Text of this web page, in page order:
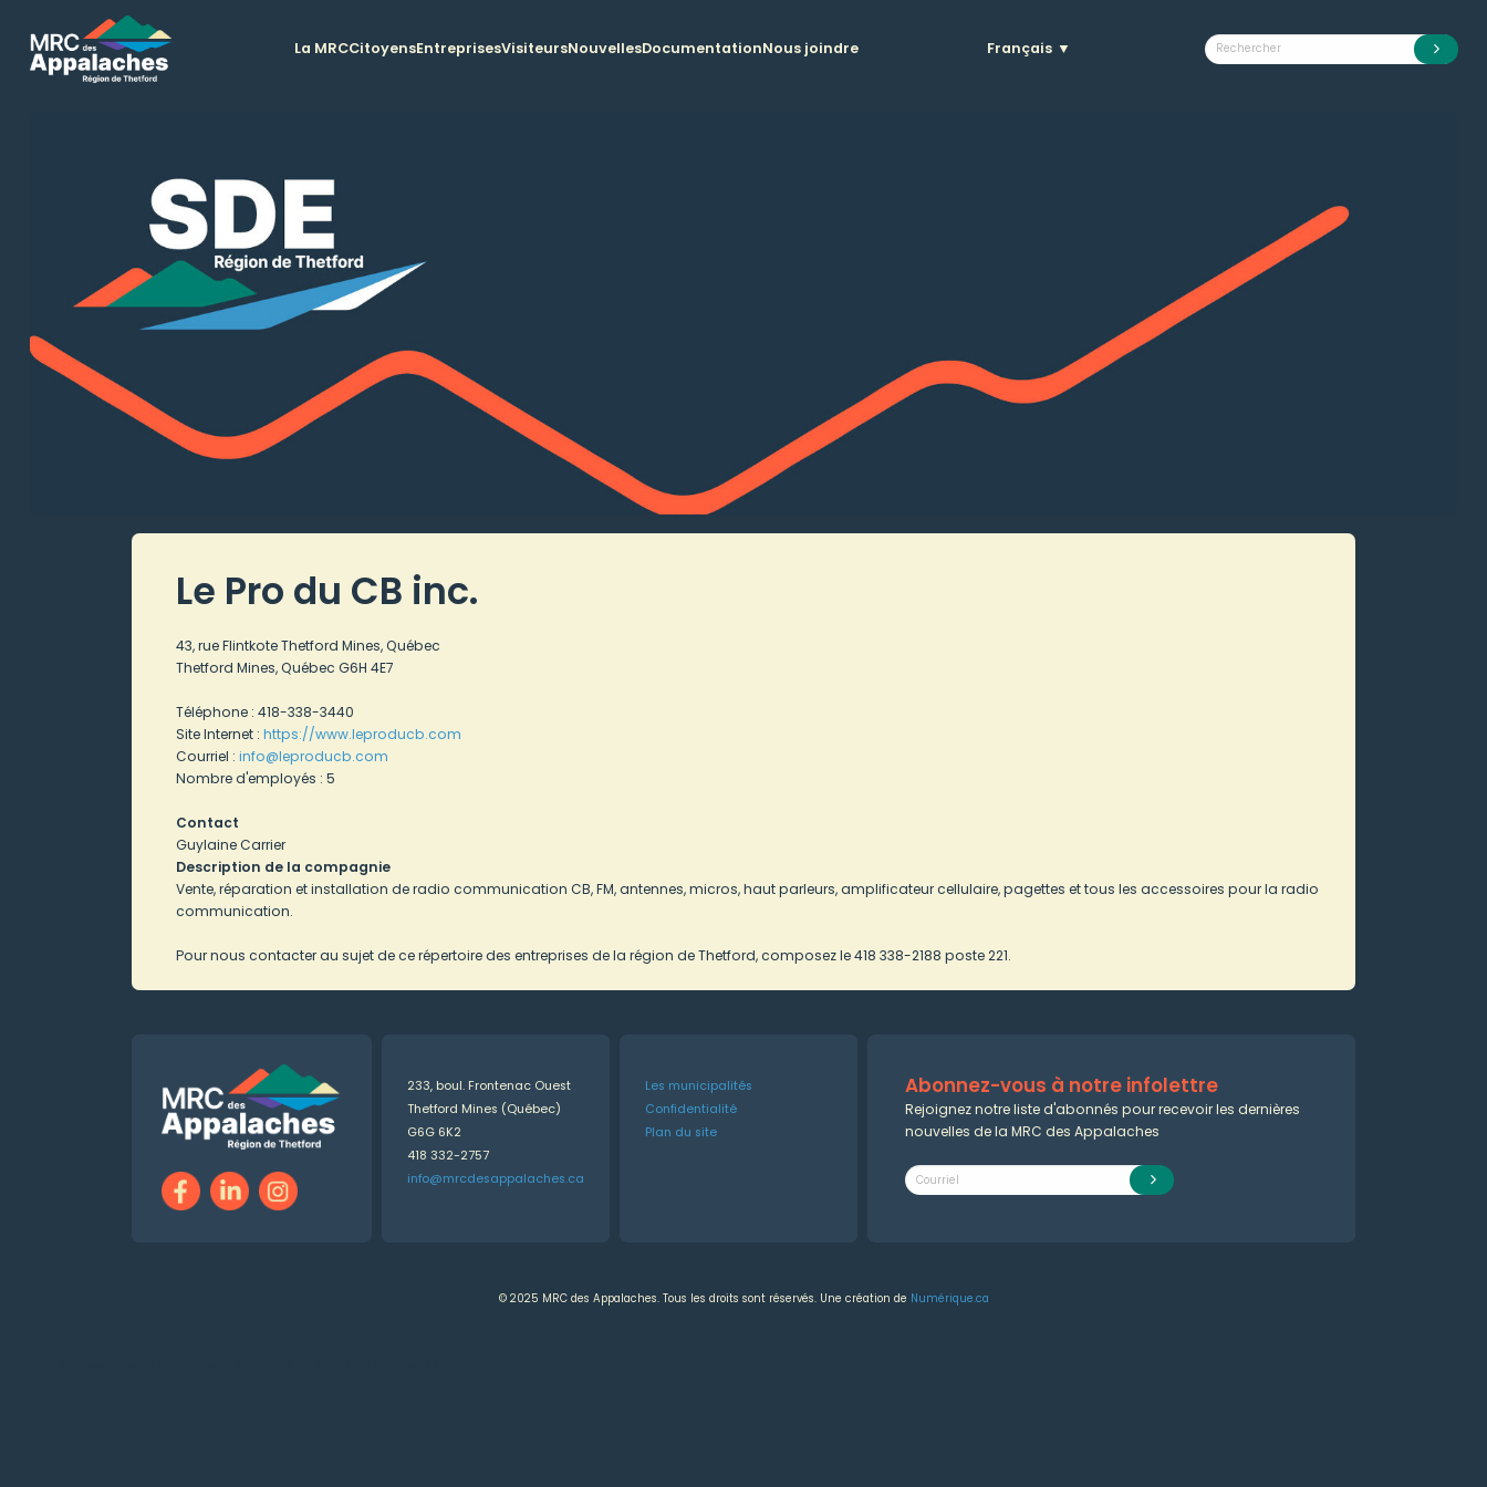
La MRCCitoyensEntreprisesVisiteursNouvellesDocumentationNous joindre Français ▼
Le Pro du CB inc.
43, rue Flintkote Thetford Mines, Québec
Thetford Mines, Québec G6H 4E7
Téléphone : 418-338-3440
Site Internet :https://www.leproducb.com
Courriel :info@leproducb.com
Nombre d'employés : 5
Contact
Guylaine Carrier
Description de la compagnie
Vente, réparation et installation de radio communication CB, FM, antennes, micros, haut parleurs, amplificateur cellulaire, pagettes et tous les accessoires pour la radio
communication.
Pour nous contacter au sujet de ce répertoire des entreprises de la région de Thetford, composez le 418 338-2188 poste 221.
233, boul. Frontenac Ouest
Thetford Mines (Québec)
G6G 6K2
418 332-2757
info@mrcdesappalaches.ca
Les municipalités
Confidentialité
Plan du site
Abonnez-vous à notre infolettre
Rejoignez notre liste d'abonnés pour recevoir les dernières
nouvelles de la MRC des Appalaches
© 2025 MRC des Appalaches. Tous les droits sont réservés. Une création de Numérique.ca